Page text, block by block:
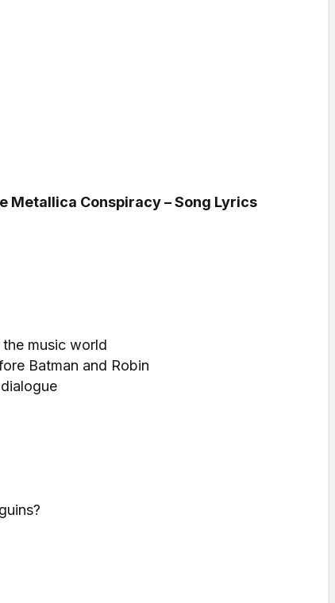
Metallica Conspiracy – Song Lyrics
music world
Batman and Robin